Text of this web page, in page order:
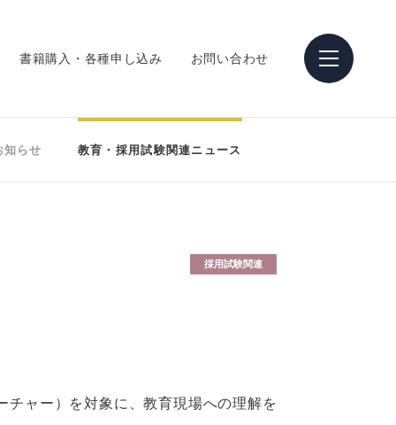
書籍購入・各種申し込み お問い合わせ
知らせ 教育・採用試験関連ニュース
採用試験関連
ャー）を対象に、教育現場への理解を